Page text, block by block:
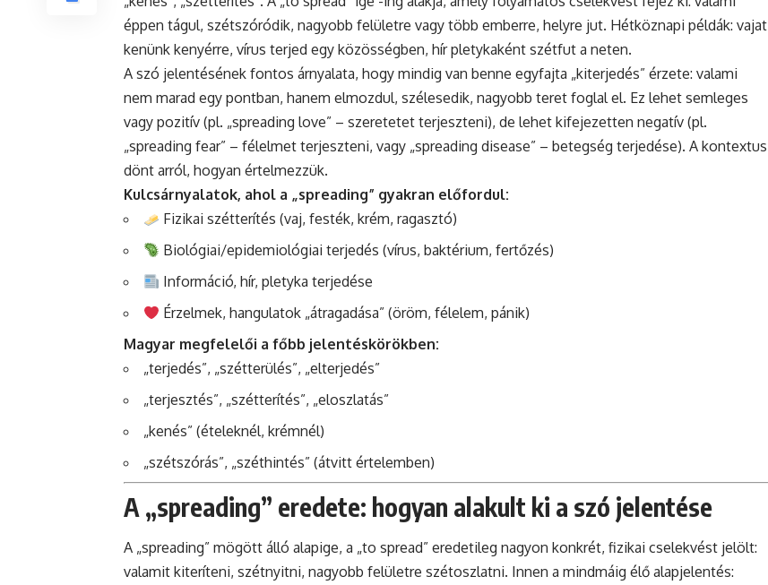
éppen tágul, szétszóródik, nagyobb felületre vagy több emberre, helyre jut. Hétköznapi példák: vajat
kenünk kenyérre, vírus terjed egy közösségben, hír pletykaként szétfut a neten.
A szó jelentésének fontos árnyalata, hogy mindig van benne egyfajta „kiterjedés” érzete: valami
nem marad egy pontban, hanem elmozdul, szélesedik, nagyobb teret foglal el. Ez lehet semleges
vagy pozitív (pl. „spreading love” – szeretetet terjeszteni), de lehet kifejezetten negatív (pl.
„spreading fear” – félelmet terjeszteni, vagy „spreading disease” – betegség terjedése). A kontextus
dönt arról, hogyan értelmezzük.
Kulcsárnyalatok, ahol a „spreading” gyakran előfordul:
Fizikai szétterítés (vaj, festék, krém, ragasztó)
Biológiai/epidemiológiai terjedés (vírus, baktérium, fertőzés)
Információ, hír, pletyka terjedése
Érzelmek, hangulatok „átragadása” (öröm, félelem, pánik)
Magyar megfelelői a főbb jelentéskörökben:
„terjedés”, „szétterülés”, „elterjedés”
„terjesztés”, „szétterítés”, „eloszlatás”
„kenés” (ételeknél, krémnél)
„szétszórás”, „széthintés” (átvitt értelemben)
A „spreading” eredete: hogyan alakult ki a szó jelentése
A „spreading” mögött álló alapige, a „to spread” eredetileg nagyon konkrét, fizikai cselekvést jelölt:
valamit kiteríteni, szétnyitni, nagyobb felületre szétoszlatni. Innen a mindmáig élő alapjelentés: